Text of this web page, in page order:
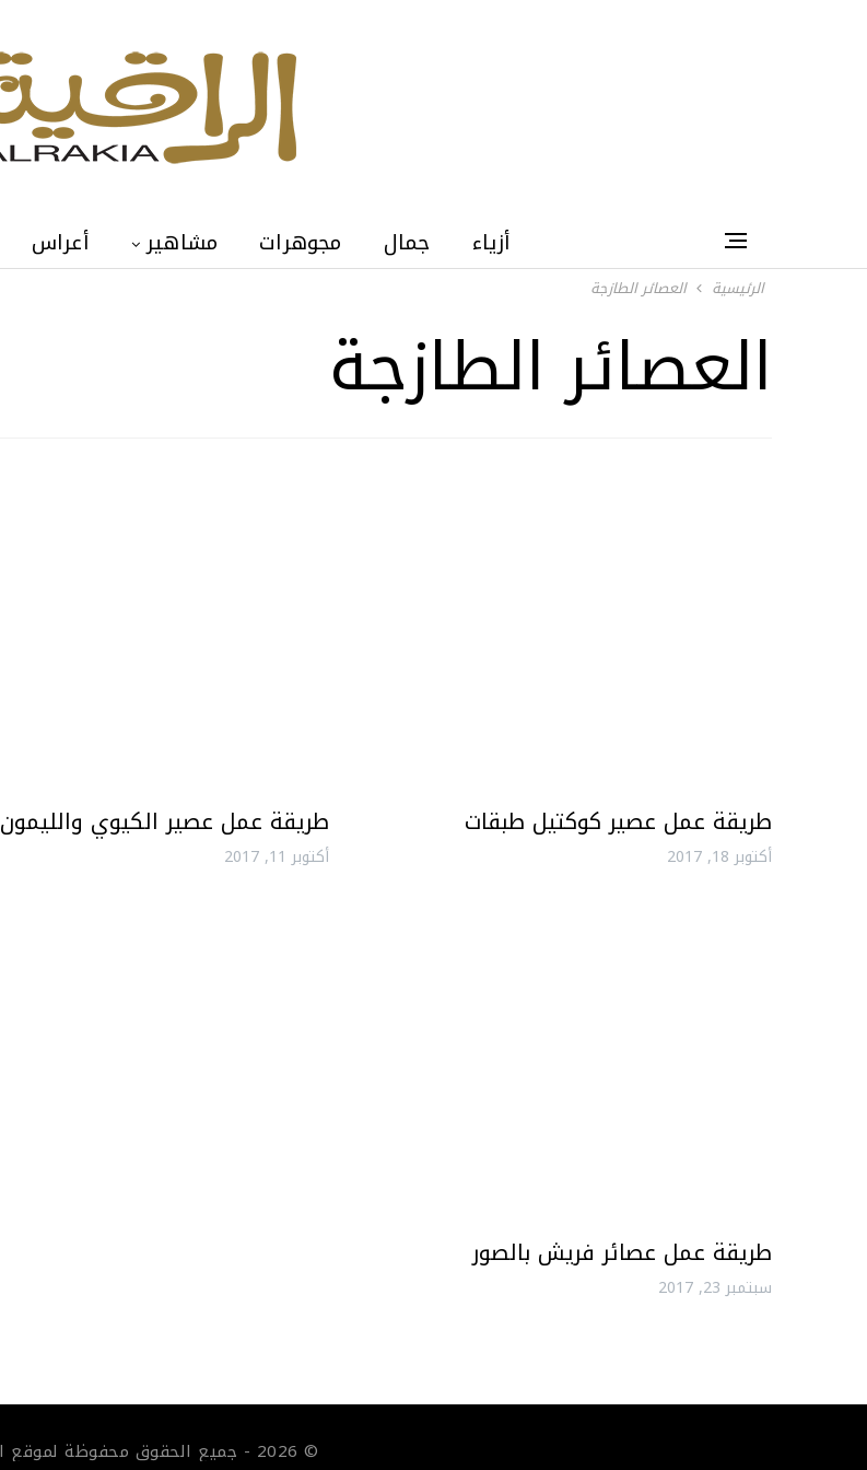
أزياء جمال مجوهرات مشاهير أعراس
الرئيسية العصائر الطازجة
العصائر الطازجة
طريقة عمل عصير كوكتيل طبقات
أكتوبر 18, 2017
طريقة عمل عصير الكيوي والليمون
أكتوبر 11, 2017
طريقة عمل عصائر فريش بالصور
سبتمبر 23, 2017
© 2026 - جميع الحقوق محفوظة لموقع الراقية